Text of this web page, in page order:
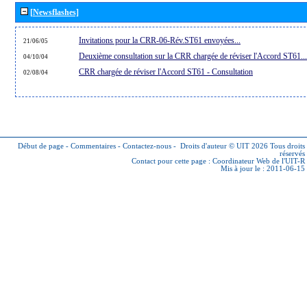
[Newsflashes]
21/06/05 Invitations pour la CRR-06-Rév.ST61 envoyées...
04/10/04 Deuxième consultation sur la CRR chargée de réviser l'Accord ST61...
02/08/04 CRR chargée de réviser l'Accord ST61 - Consultation
Début de page - Commentaires - Contactez-nous - Droits d'auteur © UIT 2026 Tous droits
réservés
Contact pour cette page : Coordinateur Web de l'UIT-R
Mis à jour le : 2011-06-15